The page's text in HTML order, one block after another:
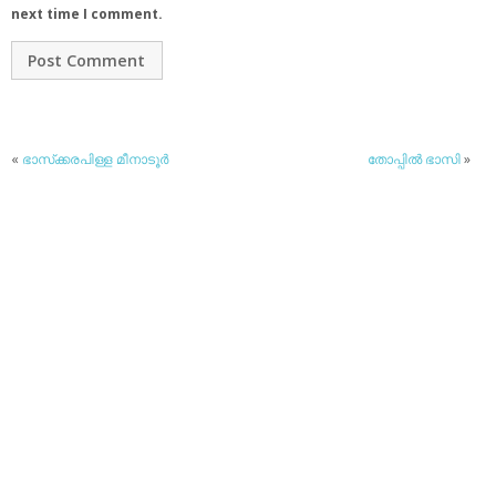
next time I comment.
« ഭാസ്‌ക്കരപിള്ള മീനാടൂര്‍ തോപ്പില്‍ ഭാസി»